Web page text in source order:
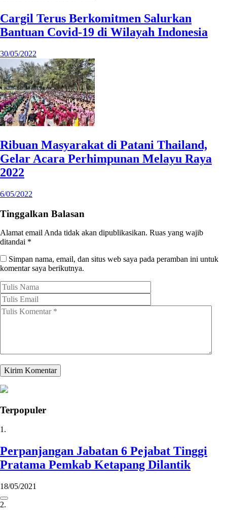
Cargil Terus Berkomitmen Salurkan
Bantuan Covid-19 di Wilayah Indonesia
30/05/2022
Ribuan Masyarakat di Patani Thailand,
Gelar Acara Perhimpunan Melayu Raya
2022
6/05/2022
Tinggalkan Balasan
Alamat email Anda tidak akan dipublikasikan. Ruas yang wajib
ditandai *
Simpan nama, email, dan situs web saya pada peramban ini untuk
komentar saya berikutnya.
Terpopuler
1.
Perpanjangan Jabatan 6 Pejabat Tinggi
Pratama Pemkab Ketapang Dilantik
18/05/2021
2.